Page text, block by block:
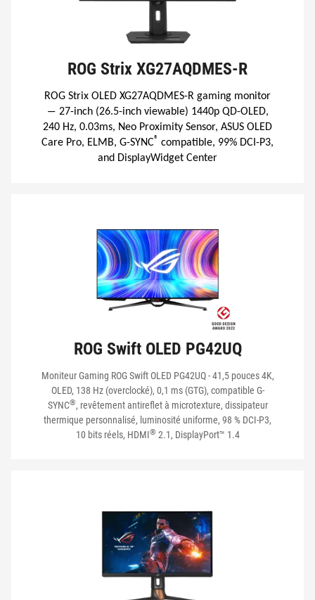
ROG Strix XG27AQDMES-R
ROG Strix OLED XG27AQDMES-R gaming monitor
― 27-inch (26.5-inch viewable) 1440p QD-OLED,
240 Hz, 0.03ms, Neo Proximity Sensor, ASUS OLED
Care Pro, ELMB, G-SYNC® compatible, 99% DCI-P3,
and DisplayWidget Center
ROG Swift OLED PG42UQ
Moniteur Gaming ROG Swift OLED PG42UQ - 41,5 pouces 4K,
OLED, 138 Hz (overclocké), 0,1 ms (GTG), compatible G-
SYNC®, revêtement antireflet à microtexture, dissipateur
thermique personnalisé, luminosité uniforme, 98 % DCI-P3,
10 bits réels, HDMI® 2.1, DisplayPort™ 1.4